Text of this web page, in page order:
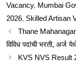
Vacancy, Mumbai
2026, Skilled Artisan
Thane
विविध पदांची भरती, अर्ज
KVS NVS Result